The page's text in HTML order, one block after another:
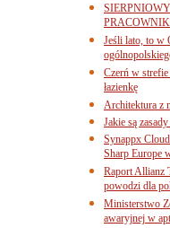
Jeśli lato, to w
Czerń w
łazienkę
Architektura z
Jakie są
Synappx
Sharp Europe
Raport Allianz
powodzi dla
Ministerstwo
awaryjnej w